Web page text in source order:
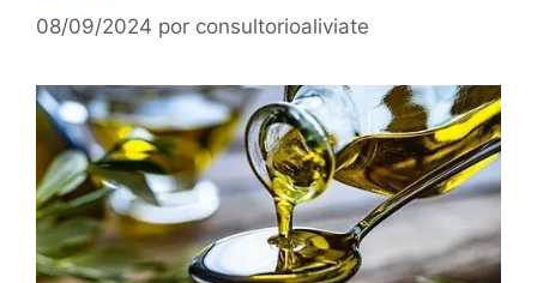
08/09/2024 por consultorioaliviate